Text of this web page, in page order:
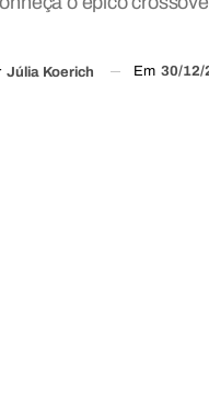
Júlia Koerich Em 30/12/